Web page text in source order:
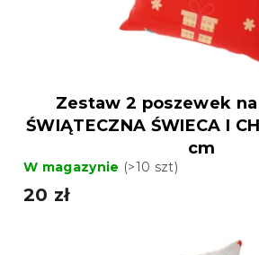
Zestaw 2 poszewek
ŚWIĄTECZNA ŚWIECA I
cm
W magazynie (>10 szt)
20 zł